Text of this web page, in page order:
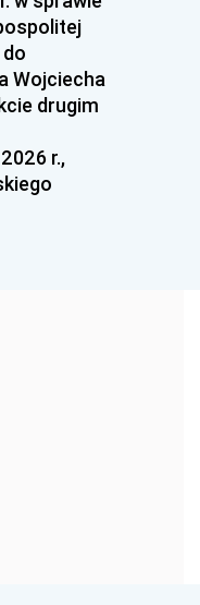
1991
1985
1979
Wojciecha
drugim
r.,